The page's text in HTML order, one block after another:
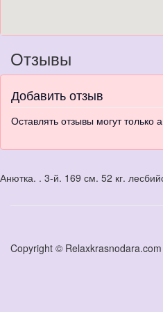
Отзывы
Добавить отзыв
Оставлять отзывы могут только
Анютка. . 3-й. 169 см. 52 кг.
Copyright ©